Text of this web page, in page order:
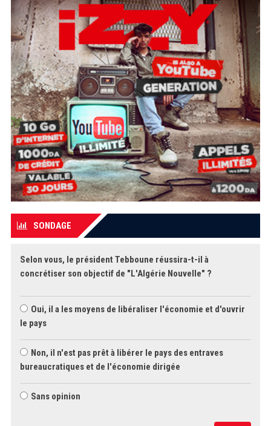
SONDAGE
Selon vous, le président Tebboune réussira-t-il à
concrétiser son objectif de "L'Algérie Nouvelle" ?
Oui, il a les moyens de libéraliser l'économie et d'ouvrir
le pays
Non, il n'est pas prêt à libérer le pays des entraves
bureaucratiques et de l'économie dirigée
Sans opinion